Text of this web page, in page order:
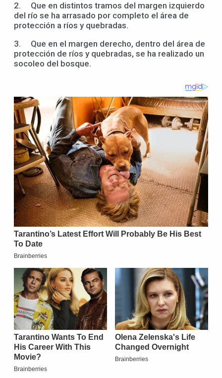
2. Que en distintos tramos del margen izquierdo
del río se ha arrasado por completo el área de
protección a ríos y quebradas.
3. Que en el margen derecho, dentro del área de
protección de ríos y quebradas, se ha realizado un
socoleo del bosque.